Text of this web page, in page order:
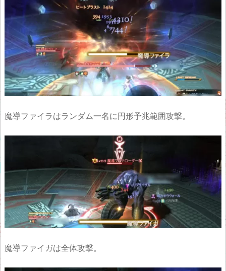
魔導ファイラはランダム一名に円形予兆範囲攻撃。
魔導ファイガは全体攻撃。